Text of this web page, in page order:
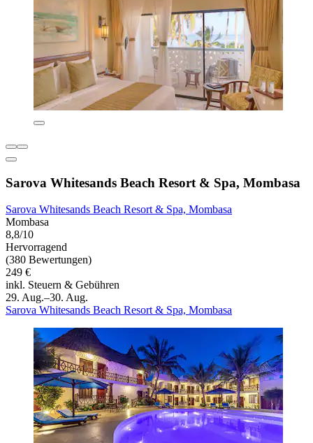
Sarova Whitesands Beach Resort & Spa, Mombasa
Sarova Whitesands Beach Resort & Spa, Mombasa
Mombasa
8,8/10
Hervorragend
(380 Bewertungen)
249 €
inkl. Steuern & Gebühren
29. Aug.–30. Aug.
Sarova Whitesands Beach Resort & Spa, Mombasa